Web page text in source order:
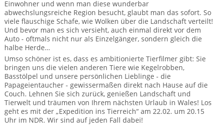
Busrundreisen
Cornwall
England
Schottland
Wales
Minibustouren
Wandern in Wales
Individualtouren
Wandern in Cornwall (South West Coast Path)
Wandern in England
Wandern in Schottland
Wandern in Wales
Großbritannientouren für Alleinreisende
Reisen mit Hund
Rosamunde Pilcher Reisen durch Cornwall und Südengland
Unsere Familienreisen
Whiskyreisen Schottland
BTCo Überblick
News
Kontakt
Feedback
FAQs
Ihre Reise
Ablauf Ihrer Reise nach Großbritannien
Anreise nach Großbritannien
Bezahlung Ihrer Großbritannien Reise
Checkliste
Großbritannien - Facts & Figures
Extras
Urlaub in Großbritannien
Versicherungsschutz
Einwohner und wenn man diese wunderbar
abwechslungsreiche Region besucht, glaubt man das sofort. So
viele flauschige Schafe, wie Wolken über die Landschaft verteilt!
Und bevor man es sich versieht, auch einmal direkt vor dem
Auto - oftmals nicht nur als Einzelgänger, sondern gleich die
halbe Herde…
Umso schöner ist es, dass es ambitionierte Tierfilmer gibt: Sie
bringen uns die vielen anderen Tiere wie Kegelrobben,
Basstölpel und unsere persönlichen Lieblinge - die
Papageientaucher - gewissermaßen direkt nach Hause auf die
Couch. Lehnen Sie sich zurück, genießen Landschaft und
Tierwelt und träumen von Ihrem nächsten Urlaub in Wales! Los
geht es mit der „Expedition ins Tierreich“ am 22.02. um 20.15
Uhr im NDR. Wir sind auf jeden Fall dabei!